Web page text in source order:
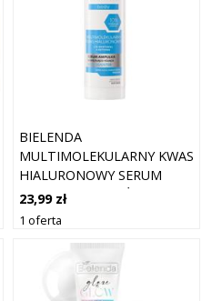
BIELENDA
MULTIMOLEKULARNY KWAS
HIALURONOWY SERUM
AMPUŁKA NAWILŻAJĄCO -
KOJĄCE DO CIAŁA
23,99 zł
1 oferta